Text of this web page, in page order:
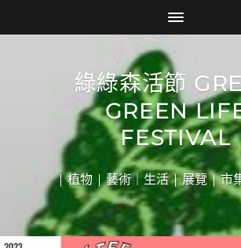
綠綠森活節
GREEN
FESTIVAL
| 植物 | 藝術｜生活 | 展覽 | 市